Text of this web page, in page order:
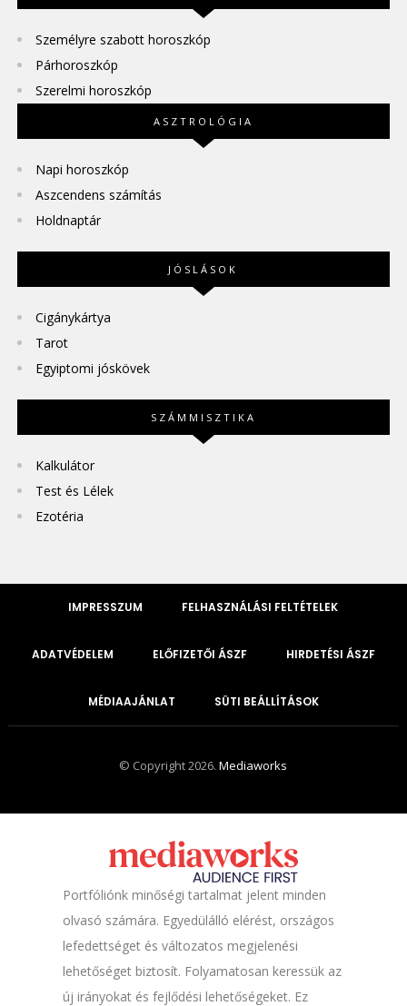
Személyre szabott horoszkóp
Párhoroszkóp
Szerelmi horoszkóp
ASZTROLÓGIA
Napi horoszkóp
Aszcendens számítás
Holdnaptár
JÓSLÁSOK
Cigánykártya
Tarot
Egyiptomi jóskövek
SZÁMMISZTIKA
Kalkulátor
Test és Lélek
Ezotéria
IMPRESSZUM FELHASZNÁLÁSI FELTÉTELEK
ADATVÉDELEM ELŐFIZETŐI ÁSZF HIRDETÉSI ÁSZF
MÉDIAAJÁNLAT SÜTI BEÁLLÍTÁSOK
© Copyright 2026.Mediaworks
Portfóliónk minőségi tartalmat jelent minden
olvasó számára. Egyedülálló elérést, országos
lefedettséget és változatos megjelenési
lehetőséget biztosít. Folyamatosan keressük az
új irányokat és fejlődési lehetőségeket. Ez